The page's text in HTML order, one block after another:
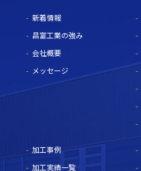
新着情報
昌富工業の強み
会社概要
メッセージ
加工事例
加工実績一覧